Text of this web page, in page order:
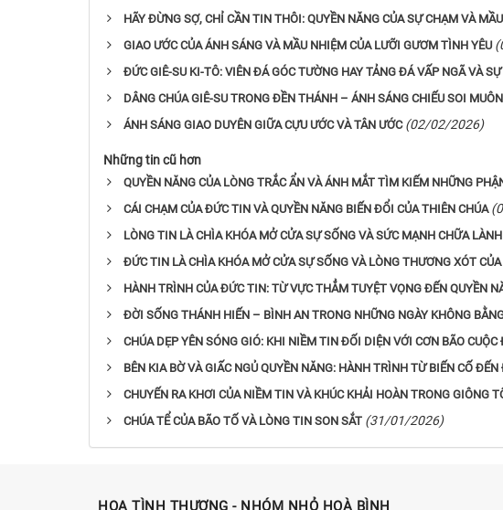
HÃY ĐỪNG SỢ, CHỈ CẦN TIN THÔI: QUYỀN NĂNG CỦA SỰ CHẠM VÀ
GIAO ƯỚC CỦA ÁNH SÁNG VÀ MẦU NHIỆM CỦA LƯỠI GƯƠM TÌNH YÊU
ĐỨC GIÊ-SU KI-TÔ: VIÊN ĐÁ GÓC TƯỜNG HAY TẢNG ĐÁ VẤP NGÃ VÀ
DÂNG CHÚA GIÊ-SU TRONG ĐỀN THÁNH – ÁNH SÁNG CHIẾU SOI
ÁNH SÁNG GIAO DUYÊN GIỮA CỰU ƯỚC VÀ TÂN ƯỚC (02/02/2026)
Những tin cũ hơn
QUYỀN NĂNG CỦA LÒNG TRẮC ẨN VÀ ÁNH MẮT TÌM KIẾM NHỮNG
CÁI CHẠM CỦA ĐỨC TIN VÀ QUYỀN NĂNG BIẾN ĐỔI CỦA THIÊN CHÚA
LÒNG TIN LÀ CHÌA KHÓA MỞ CỬA SỰ SỐNG VÀ SỨC MẠNH CHỮA
ĐỨC TIN LÀ CHÌA KHÓA MỞ CỬA SỰ SỐNG VÀ LÒNG THƯƠNG XÓT
HÀNH TRÌNH CỦA ĐỨC TIN: TỪ VỰC THẲM TUYỆT VỌNG ĐẾN QUYỀN
ĐỜI SỐNG THÁNH HIẾN – BÌNH AN TRONG NHỮNG NGÀY KHÔNG
CHÚA DẸP YÊN SÓNG GIÓ: KHI NIỀM TIN ĐỐI DIỆN VỚI CƠN BÃO CUỘC
BÊN KIA BỜ VÀ GIẤC NGỦ QUYỀN NĂNG: HÀNH TRÌNH TỪ BIẾN CỐ
CHUYẾN RA KHƠI CỦA NIỀM TIN VÀ KHÚC KHẢI HOÀN TRONG GIÔNG
CHÚA TỂ CỦA BÃO TỐ VÀ LÒNG TIN SON SẮT (31/01/2026)
HOA TÌNH THƯƠNG - NHÓM NHỎ HOÀ BÌNH